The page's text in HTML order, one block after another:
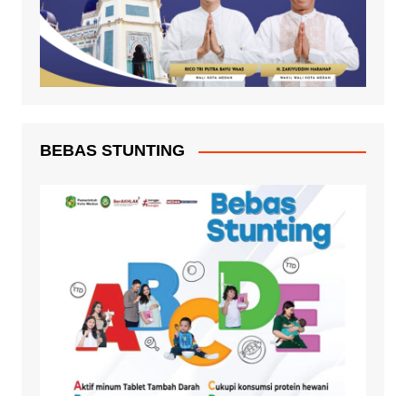
BEBAS STUNTING